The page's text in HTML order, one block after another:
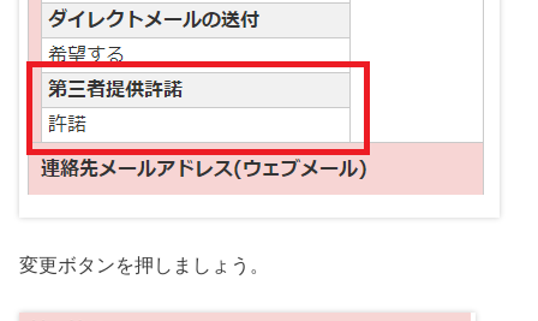
変更ボタンを押しましょう。